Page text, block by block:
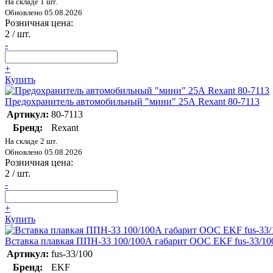
Обновлено 05.08.2026
Розничная цена:
2 / шт.
-
+
Купить
Предохранитель автомобильный "мини" 25А Rexant 80-7113
Артикул: 80-7113
Бренд:
Rexant
На складе 2 шт.
Обновлено 05.08.2026
Розничная цена:
2 / шт.
-
+
Купить
Вставка плавкая ППН-33 100/100А габарит ООС EKF fus-33/
Артикул: fus-33/100
Бренд:
EKF